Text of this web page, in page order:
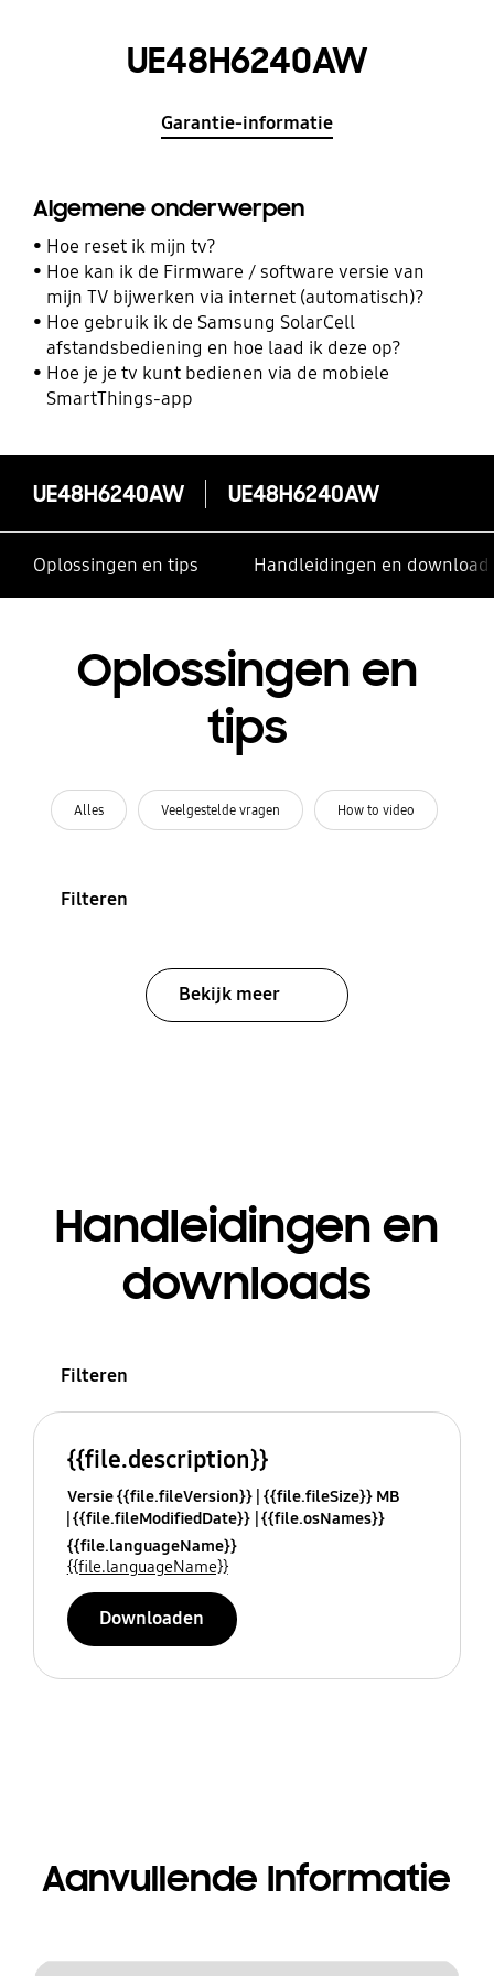
UE48H6240AW
Garantie-informatie
Algemene onderwerpen
Hoe reset ik mijn tv?
Hoe kan ik de Firmware / software versie van
mijn TV bijwerken via internet (automatisch)?
Hoe gebruik ik de Samsung SolarCell
afstandsbediening en hoe laad ik deze op?
Hoe je je tv kunt bedienen via de mobiele
SmartThings-app
UE48H6240AW UE48H6240AW
Oplossingen en tips Handleidingen en
Oplossingen en
tips
Alles Veelgestelde vragen How to video
Filteren
Bekijk meer
Handleidingen en
downloads
Filteren
{{file.description}}
Versie {{file.fileVersion}} {{file.fileSize}} MB
{{file.fileModifiedDate}} {{file.osNames}}
{{file.languageName}}
{{file.languageName}}
Downloaden
Aanvullende Informatie